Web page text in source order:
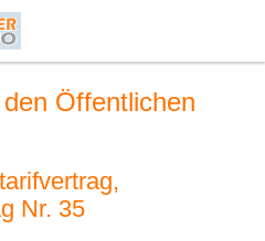
Öffentlichen
Nr. 35